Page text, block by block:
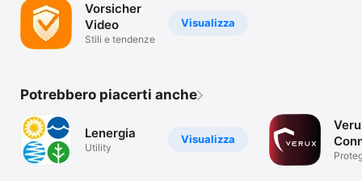
Visualizza
Vorsicher
Video
Stili e tendenze
Potrebbero piacerti anche
Visualizza
Lenergia
Utility